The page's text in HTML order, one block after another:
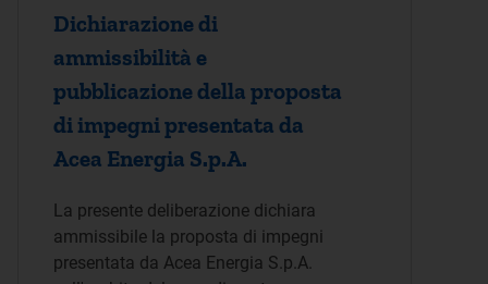
Dichiarazione di
ammissibilità e
pubblicazione della proposta
di impegni presentata da
Acea Energia S.p.A.
La presente deliberazione dichiara
ammissibile la proposta di impegni
presentata da Acea Energia S.p.A.